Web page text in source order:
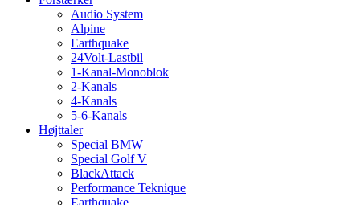
Audio System
Alpine
Earthquake
24Volt-Lastbil
1-Kanal-Monoblok
2-Kanals
4-Kanals
5-6-Kanals
Højttaler
Special BMW
Special Golf V
BlackAttack
Performance Teknique
Earthquake